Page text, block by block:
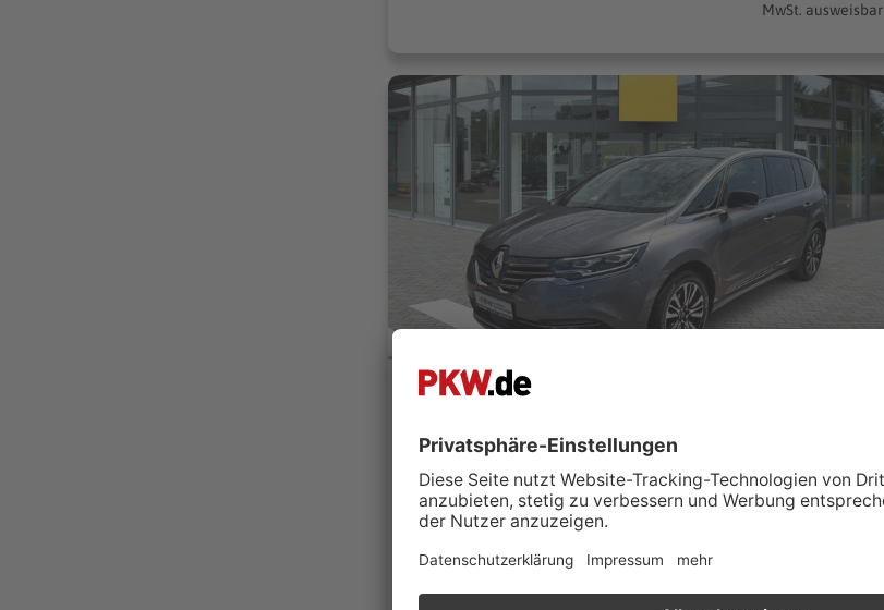
MwSt. ausweisbar
Autohaus Hartmann GmbH
48432 Rheine
Händler kontaktieren
92.700 km
Automatik
04/2023
139 kW (189 PS)